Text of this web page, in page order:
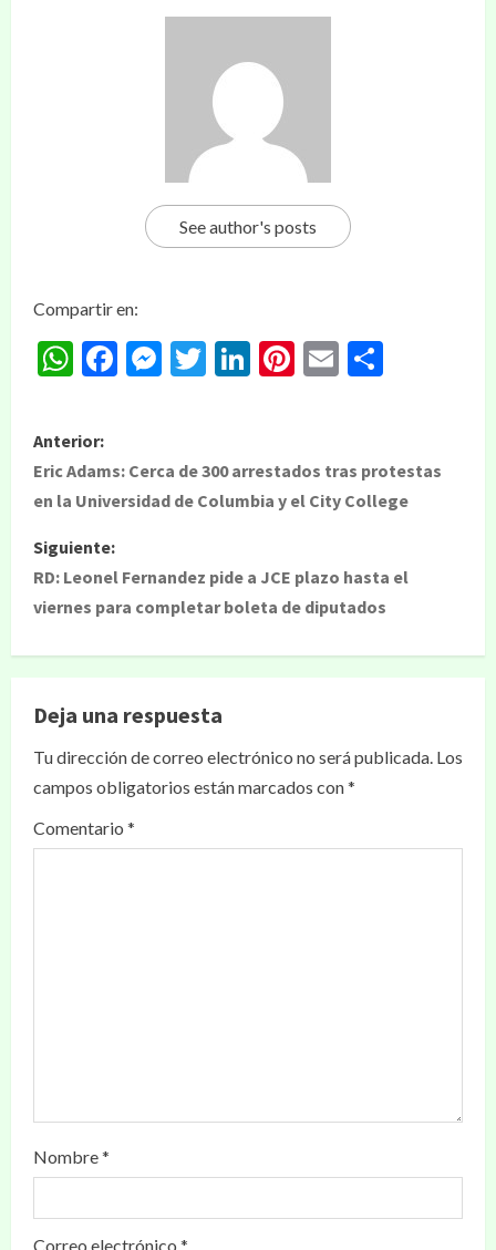
See author's posts
Compartir en:
WhatsApp
Facebook
Messenger
Twitter
LinkedIn
Pinterest
Email
Anterior:
Eric Adams: Cerca de 300 arrestados tras protestas
en la Universidad de Columbia y el City College
Siguiente:
RD: Leonel Fernandez pide a JCE plazo hasta el
viernes para completar boleta de diputados
Deja una respuesta
Tu dirección de correo electrónico no será publicada. Los
campos obligatorios están marcados con*
Comentario *
Nombre*
Correo electrónico *